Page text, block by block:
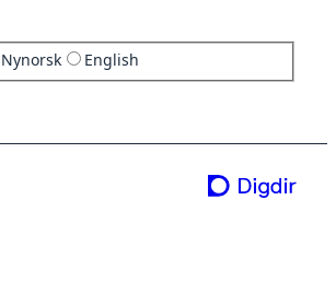
Nynorsk English